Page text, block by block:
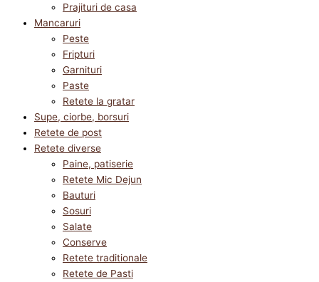
Prajituri de casa
Mancaruri
Peste
Fripturi
Garnituri
Paste
Retete la gratar
Supe, ciorbe, borsuri
Retete de post
Retete diverse
Paine, patiserie
Retete Mic Dejun
Bauturi
Sosuri
Salate
Conserve
Retete traditionale
Retete de Pasti